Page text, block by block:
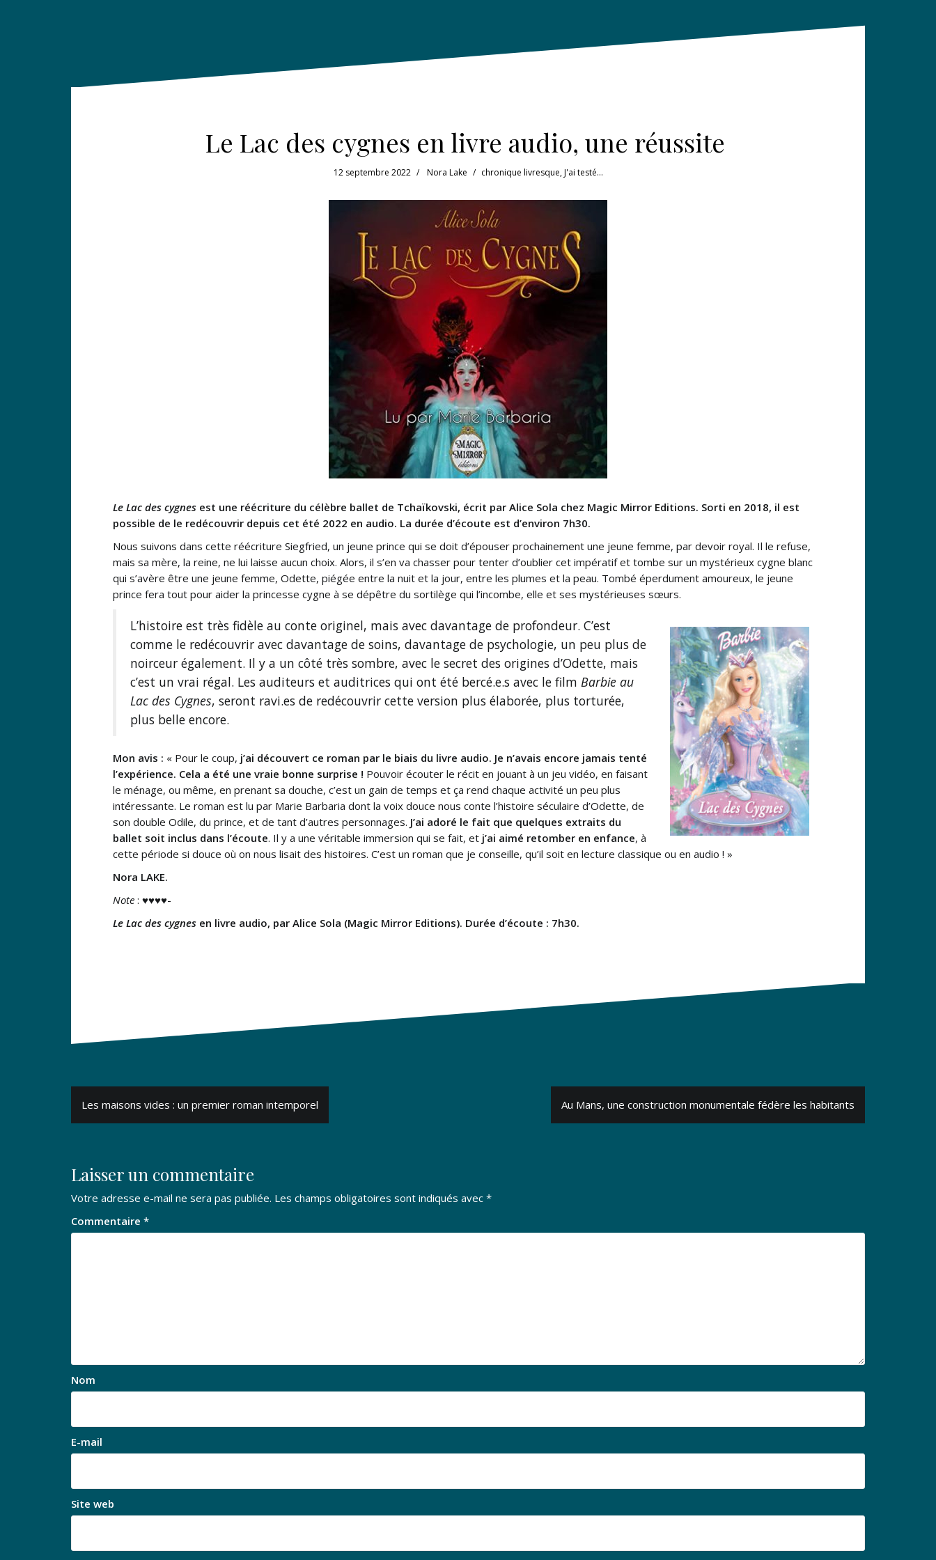
Le Lac des cygnes en livre audio, une réussite
12 septembre 2022 Nora Lake chronique livresque,J'ai testé...
Le Lac des cygnes est une réécriture du célèbre ballet de Tchaïkovski, écrit par Alice Sola chez Magic Mirror Editions. Sorti en 2018, il est
possible de le redécouvrir depuis cet été 2022 en audio. La durée d’écoute est d’environ 7h30.
Nous suivons dans cette réécriture Siegfried, un jeune prince qui se doit d’épouser prochainement une jeune femme, par devoir royal. Il le refuse,
mais sa mère, la reine, ne lui laisse aucun choix. Alors, il s’en va chasser pour tenter d’oublier cet impératif et tombe sur un mystérieux cygne blanc
qui s’avère être une jeune femme, Odette, piégée entre la nuit et la jour, entre les plumes et la peau. Tombé éperdument amoureux, le jeune
prince fera tout pour aider la princesse cygne à se dépêtre du sortilège qui l’incombe, elle et ses mystérieuses sœurs.
L’histoire est très fidèle au conte originel, mais avec davantage de profondeur. C’est
comme le redécouvrir avec davantage de soins, davantage de psychologie, un peu plus de
noirceur également. Il y a un côté très sombre, avec le secret des origines d’Odette, mais
c’est un vrai régal. Les auditeurs et auditrices qui ont été bercé.e.s avec le film Barbie au
Lac des Cygnes, seront ravi.es de redécouvrir cette version plus élaborée, plus torturée,
plus belle encore.
Mon avis : « Pour le coup, j’ai découvert ce roman par le biais du livre audio. Je n’avais encore jamais tenté
l’expérience. Cela a été une vraie bonne surprise ! Pouvoir écouter le récit en jouant à un jeu vidéo, en faisant
le ménage, ou même, en prenant sa douche, c’est un gain de temps et ça rend chaque activité un peu plus
intéressante. Le roman est lu par Marie Barbaria dont la voix douce nous conte l’histoire séculaire d’Odette, de
son double Odile, du prince, et de tant d’autres personnages. J’ai adoré le fait que quelques extraits du
ballet soit inclus dans l’écoute. Il y a une véritable immersion qui se fait, et j’ai aimé retomber en enfance, à
cette période si douce où on nous lisait des histoires. C’est un roman que je conseille, qu’il soit en lecture classique ou en audio ! »
Nora LAKE.
Note : ♥♥♥♥-
Le Lac des cygnes en livre audio, par Alice Sola (Magic Mirror Editions). Durée d’écoute : 7h30.
Navigation
de
Les maisons vides : un premier roman intemporel Au Mans, une construction monumentale fédère les habitants
Laisser un commentaire
Votre adresse e-mail ne sera pas publiée. Les champs obligatoires sont indiqués avec *
Commentaire *
Nom
E-mail
Site web